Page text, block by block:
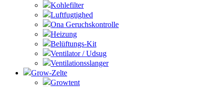
Kohlefilter
Luftfugtighed
Ona Geruchskontrolle
Heizung
Belüftungs-Kit
Ventilator / Udsug
Ventilationsslanger
Grow-Zelte
Growtent